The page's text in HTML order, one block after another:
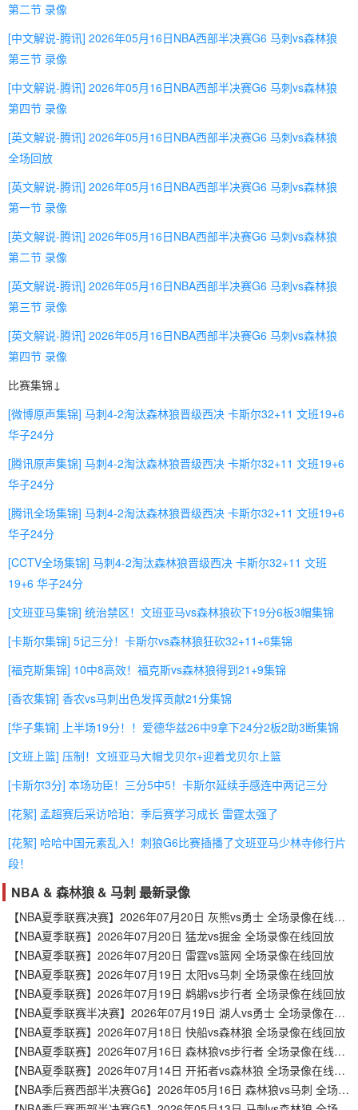
第二节 录像
[中文解说-腾讯] 2026年05月16日NBA西部半决赛G6 马刺vs森林狼
第三节 录像
[中文解说-腾讯] 2026年05月16日NBA西部半决赛G6 马刺vs森林狼
第四节 录像
[英文解说-腾讯] 2026年05月16日NBA西部半决赛G6 马刺vs森林狼
全场回放
[英文解说-腾讯] 2026年05月16日NBA西部半决赛G6 马刺vs森林狼
第一节 录像
[英文解说-腾讯] 2026年05月16日NBA西部半决赛G6 马刺vs森林狼
第二节 录像
[英文解说-腾讯] 2026年05月16日NBA西部半决赛G6 马刺vs森林狼
第三节 录像
[英文解说-腾讯] 2026年05月16日NBA西部半决赛G6 马刺vs森林狼
第四节 录像
比赛集锦↓
[微博原声集锦] 马刺4-2淘汰森林狼晋级西决 卡斯尔32+11 文班19+6
华子24分
[腾讯原声集锦] 马刺4-2淘汰森林狼晋级西决 卡斯尔32+11 文班19+6
华子24分
[腾讯全场集锦] 马刺4-2淘汰森林狼晋级西决 卡斯尔32+11 文班19+6
华子24分
[CCTV全场集锦] 马刺4-2淘汰森林狼晋级西决 卡斯尔32+11 文班
19+6 华子24分
[文班亚马集锦] 统治禁区！文班亚马vs森林狼砍下19分6板3帽集锦
[卡斯尔集锦] 5记三分！卡斯尔vs森林狼狂砍32+11+6集锦
[福克斯集锦] 10中8高效！福克斯vs森林狼得到21+9集锦
[香农集锦] 香农vs马刺出色发挥贡献21分集锦
[华子集锦] 上半场19分！！爱德华兹26中9拿下24分2板2助3断集锦
[文班上篮] 压制！文班亚马大帽戈贝尔+迎着戈贝尔上篮
[卡斯尔3分] 本场功臣！三分5中5！卡斯尔延续手感连中两记三分
[花絮] 孟超赛后采访哈珀：季后赛学习成长 雷霆太强了
[花絮] 哈哈中国元素乱入！刺狼G6比赛插播了文班亚马少林寺修行片
段！
NBA & 森林狼 & 马刺 最新录像
【NBA夏季联赛决赛】2026年07月20日 灰熊vs勇士 全场录像在线回放
【NBA夏季联赛】2026年07月20日 猛龙vs掘金 全场录像在线回放
【NBA夏季联赛】2026年07月20日 雷霆vs篮网 全场录像在线回放
【NBA夏季联赛】2026年07月19日 太阳vs马刺 全场录像在线回放
【NBA夏季联赛】2026年07月19日 鹈鹕vs步行者 全场录像在线回放
【NBA夏季联赛半决赛】2026年07月19日 湖人vs勇士 全场录像在线回放
【NBA夏季联赛】2026年07月18日 快船vs森林狼 全场录像在线回放
【NBA夏季联赛】2026年07月16日 森林狼vs步行者 全场录像在线回放
【NBA夏季联赛】2026年07月14日 开拓者vs森林狼 全场录像在线回放
【NBA季后赛西部半决赛G6】2026年05月16日 森林狼vs马刺 全场录像在线回放